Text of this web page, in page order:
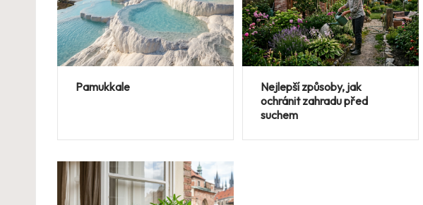
Pamukkale
Nejlepší způsoby, jak
ochránit zahradu před
suchem